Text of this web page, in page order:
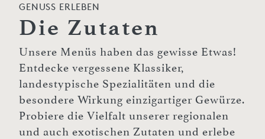
GENUSS ERLEBEN
Die Zutaten
Unsere Menüs haben das gewisse Etwas!
Entdecke vergessene Klassiker,
landestypische Spezialitäten und die
besondere Wirkung einzigartiger Gewürze.
Probiere die Vielfalt unserer regionalen
und auch exotischen Zutaten und erlebe